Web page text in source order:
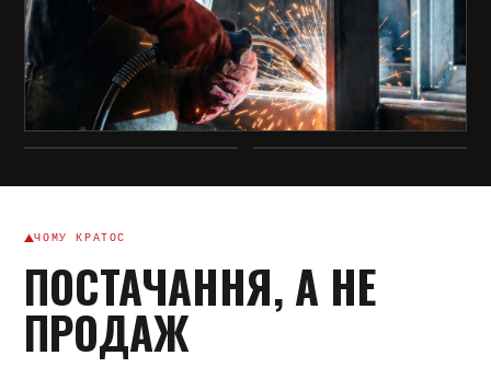
ЧОМУ КРАТОС
ПОСТАЧАННЯ, А НЕ
ПРОДАЖ